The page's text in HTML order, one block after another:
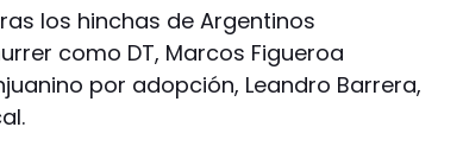
los hinchas de Argentinos
como DT, Marcos Figueroa
por adopción, Leandro Barrera,